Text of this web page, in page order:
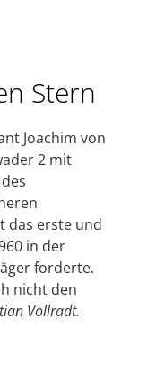
Stern
Joachim von
2 mit
das erste und
in der
forderte.
nicht den
Vollradt.